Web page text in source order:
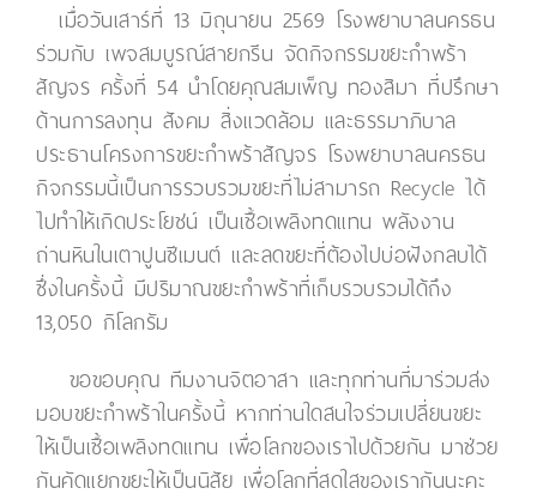
เมื่อวันเสาร์ที่ 13 มิถุนายน 2569 โรงพยาบาลนครธน
ร่วมกับ​ เพจสมบูรณ์​สายกรีน จัดกิจกรรมขยะกำพร้า
สัญจร ครั้งที่ 54 นำโดยคุณสมเพ็ญ ทองสิมา ที่ปรึกษา
ด้านการลงทุน สังคม สิ่งแวดล้อม และธรรมาภิบาล
ประธานโครงการขยะกำพร้าสัญจร โรงพยาบาลนครธน
กิจกรรมนี้เป็นการรวบรวมขยะที่ไม่สามารถ Recycle ได้
ไปทำให้เกิดประโยชน์ เป็นเชื้อเพลิงทดแทน พลังงาน
ถ่านหินในเตาปูนซีเมนต์ และลดขยะที่ต้องไปบ่อฝังกลบได้
ซึ่งในครั้งนี้ มีปริมาณขยะกำพร้าที่เก็บรวบรวมได้ถึง
13,050 กิโลกรัม
ขอขอบคุณ ทีมงานจิตอาสา และทุกท่านที่มาร่วมส่ง
มอบขยะกำพร้าในครั้งนี้ หากท่านใดสนใจร่วมเปลี่ยนขยะ
ให้เป็นเชื้อเพลิงทดแทน เพื่อโลกของเราไปด้วยกัน มาช่วย
กันคัดแยกขยะให้เป็นนิสัย เพื่อโลกที่สดใสของเรากันนะคะ